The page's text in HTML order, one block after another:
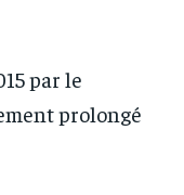
par le
prolongé